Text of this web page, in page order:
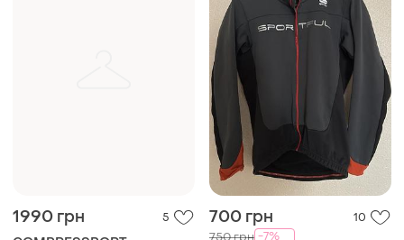
1990 грн 5 700 грн 10
-7%